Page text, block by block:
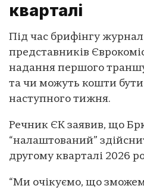
кварталі
Під час брифінгу
представників
надання першого
та чи можуть кошти бути
наступного тижня.
Речник ЄК заявив, що
“налаштований”
другому кварталі 2026
“Ми очікуємо, що